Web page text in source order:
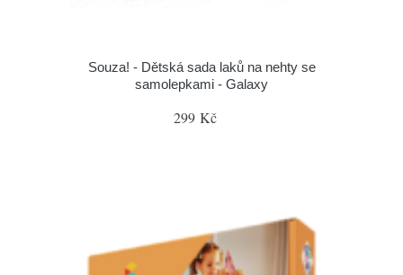
Souza! - Dětská sada laků na nehty se
samolepkami - Galaxy
299 Kč